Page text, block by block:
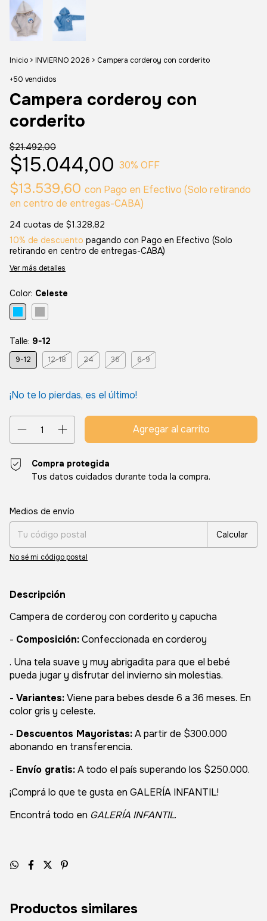
Inicio > INVIERNO 2026 > Campera corderoy con corderito
+50 vendidos
Campera corderoy con
corderito
$21.492,00
$15.044,00 30% OFF
$13.539,60 con Pago en Efectivo (Solo retirando
en centro de entregas-CABA)
24 cuotas de $1.328,82
10% de descuento pagando con Pago en Efectivo (Solo
retirando en centro de entregas-CABA)
Ver más detalles
Color: Celeste
Talle: 9-12
9-12 12-18 24 36 6-9
¡No te lo pierdas, es el último!
Compra protegida
Tus datos cuidados durante toda la compra.
Entregas para el CP:
Medios de envío
Calcular
No sé mi código postal
Descripción
Campera de corderoy con corderito y capucha
- Composición:Confeccionada en corderoy
. Una tela suave y muy abrigadita para que el bebé
pueda jugar y disfrutar del invierno sin molestias.
- Variantes:Viene para bebes desde 6 a 36 meses. En
color gris y celeste.
- Descuentos Mayoristas:A partir de $300.000
abonando en transferencia.
- Envío gratis:A todo el país superando los $250.000.
¡Comprá lo que te gusta en GALERÍA INFANTIL!
Encontrá todo en GALERÍA INFANTIL.
Productos similares